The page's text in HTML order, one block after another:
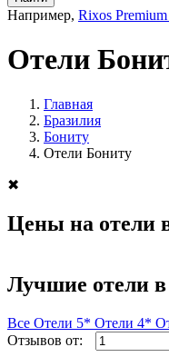
Например, Rixos
Отели
Главная
Бразилия
Бониту
Отели Бониту
✖
Цены на отели
Лучшие отели
Все Отели 5* Отели 4*
Отзывов от: